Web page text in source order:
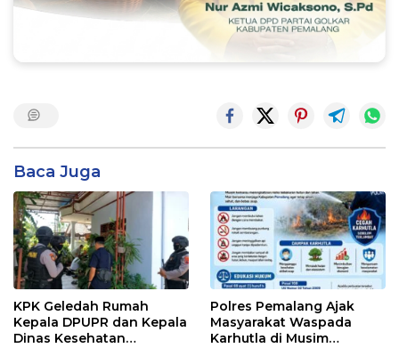
Baca Juga
KPK Geledah Rumah
Kepala DPUPR dan Kepala
Dinas Kesehatan
Polres Pemalang Ajak
Masyarakat Waspada
Karhutla di Musim